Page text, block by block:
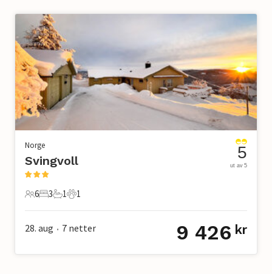
Norge
Svingvoll
6 Gjester
6
3 Soverom
3
1 Bad
1
1 Kjæledyr
1
5
ut av 5
28. aug • 7 netter 9 426 kr